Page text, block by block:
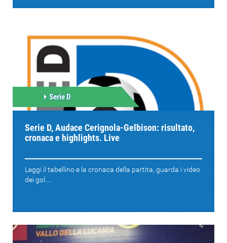
Serie D
Serie D, Audace Cerignola-Gelbison: risultato,
cronaca e highlights. Live
Leggi il tabellino e la cronaca della partita, guarda i video
dei gol....